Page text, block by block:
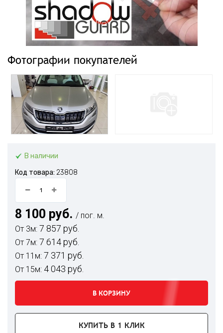
Фотографии покупателей
В наличии
Код товара: 23808
8 100 руб. / пог. м.
От 3м: 7 857 руб.
От 7м: 7 614 руб.
От 11м: 7 371 руб.
От 15м: 4 043 руб.
В КОРЗИНУ
КУПИТЬ В 1 КЛИК